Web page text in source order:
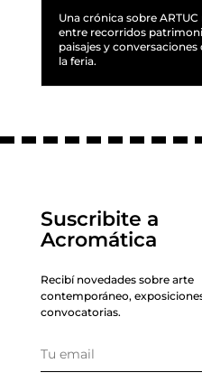
Una crónica sobre
entre recorridos
paisajes y
la feria.
Suscribite a
Acromática
Recibí novedades sobre arte
contemporáneo,
convocatorias.